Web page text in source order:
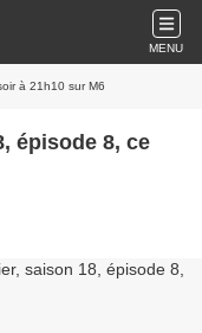
MENU
à 21h10 sur M6
épisode 8, ce